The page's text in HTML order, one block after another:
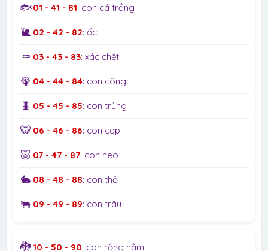
🐟01 - 41 - 81: con cá trắng
🐌 02 - 42 - 82: ốc
⚰️ 03 - 43 - 83: xác chết
🦚 04 - 44 - 84: con công
🐛 05 - 45 - 85: con trùng
🐯 06 - 46 - 86: con cọp
🐷 07 - 47 - 87: con heo
🐇 08 - 48 - 88: con thỏ
🐃 09 - 49 - 89: con trâu
🐉10 - 50 - 90: con rồng nằm